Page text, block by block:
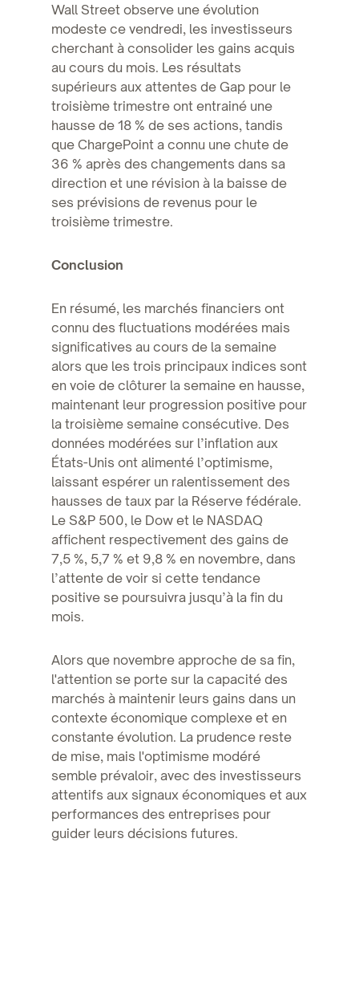
Wall Street observe une évolution
modeste ce vendredi, les investisseurs
cherchant à consolider les gains acquis
au cours du mois. Les résultats
supérieurs aux attentes de Gap pour le
troisième trimestre ont entrainé une
hausse de 18 % de ses actions, tandis
que ChargePoint a connu une chute de
36 % après des changements dans sa
direction et une révision à la baisse de
ses prévisions de revenus pour le
troisième trimestre.
Conclusion
En résumé, les marchés financiers ont
connu des fluctuations modérées mais
significatives au cours de la semaine
alors que les trois principaux indices sont
en voie de clôturer la semaine en hausse,
maintenant leur progression positive pour
la troisième semaine consécutive. Des
données modérées sur l’inflation aux
États-Unis ont alimenté l’optimisme,
laissant espérer un ralentissement des
hausses de taux par la Réserve fédérale.
Le S&P 500, le Dow et le NASDAQ
affichent respectivement des gains de
7,5 %, 5,7 % et 9,8 % en novembre, dans
l’attente de voir si cette tendance
positive se poursuivra jusqu’à la fin du
mois.
Alors que novembre approche de sa fin,
l'attention se porte sur la capacité des
marchés à maintenir leurs gains dans un
contexte économique complexe et en
constante évolution. La prudence reste
de mise, mais l'optimisme modéré
semble prévaloir, avec des investisseurs
attentifs aux signaux économiques et aux
performances des entreprises pour
guider leurs décisions futures.